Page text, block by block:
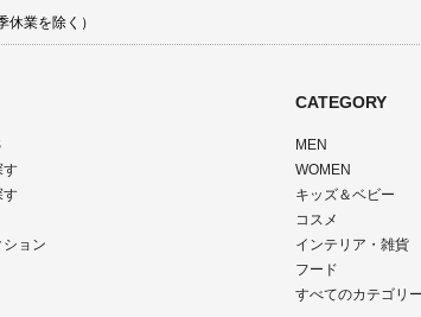
業を除く）
す
す
ョン
CATEGORY
MEN
WOMEN
キッズ＆ベビー
コスメ
インテリア・雑貨
フード
すべてのカテゴリ